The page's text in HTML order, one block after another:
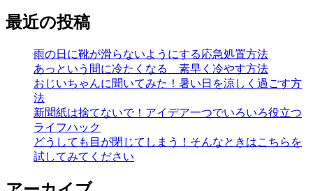
最近の投稿
雨の日に靴が滑らないようにする応急処置方法
あっという間に冷たくなる 素早く冷やす方法
おじいちゃんに聞いてみた！暑い日を涼しく過ごす方
法
新聞紙は捨てないで！アイデア一つでいろいろ役立つ
ライフハック
どうしても目が閉じてしまう！そんなときはこちらを
試してみてください